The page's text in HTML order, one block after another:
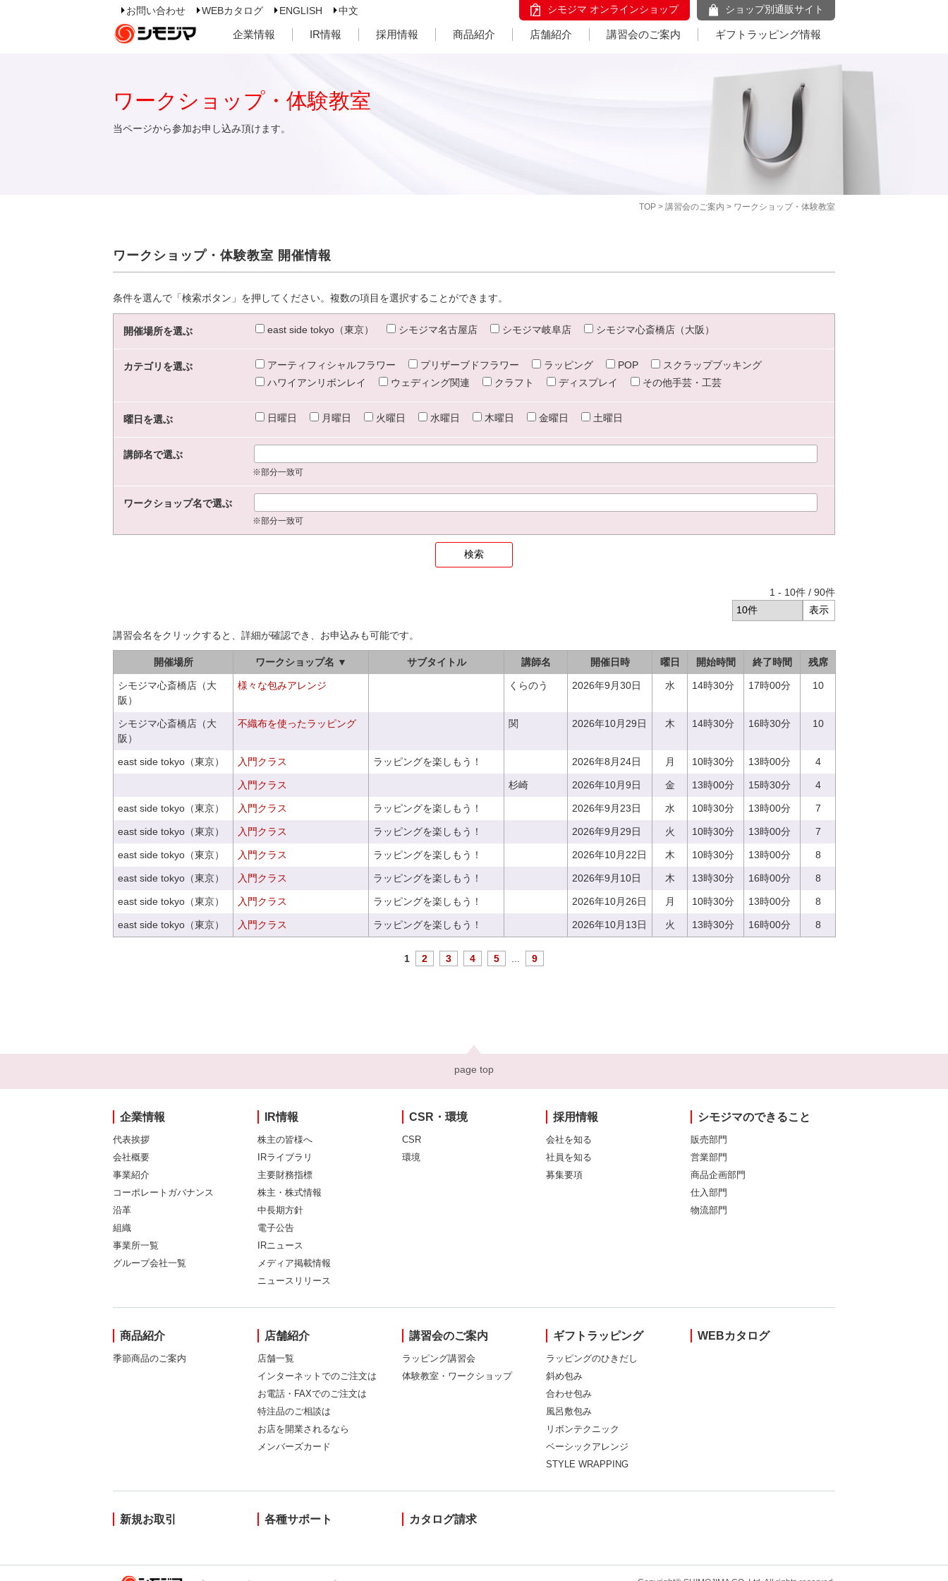
お問い合わせ WEBカタログ ENGLISH 中文 シモジマ オンラインショップ ショップ別通販サイト
企業情報 IR情報 採用情報 商品紹介 店舗紹介 講習会のご案内 ギフトラッピング情報
TOP > 講習会のご案内 > ワークショップ・体験教室
ワークショップ・体験教室
当ページから参加お申し込み頂けます。
ワークショップ・体験教室 開催情報
条件を選んで「検索ボタン」を押してください。複数の項目を選択することができます。
開催場所を選ぶ east side tokyo（東京） シモジマ名古屋店 シモジマ岐阜店 シモジマ心斎橋店（大阪）
カテゴリを選ぶ アーティフィシャルフラワー プリザーブドフラワー ラッピング POP
スクラップブッキング
ハワイアンリボンレイ
ウェディング関連 クラフト ディスプレイ その他手芸・工芸
曜日を選ぶ 日曜日 月曜日 火曜日 水曜日 木曜日 金曜日 土曜日
講師名で選ぶ
※部分一致可
ワークショップ名で選ぶ
※部分一致可
1 - 10件 / 90件
講習会名をクリックすると、詳細が確認でき、お申込みも可能です。
開催場所 ワークショップ名 ▼ サブタイトル 講師名 開催日時 曜日 開始時間 終了時間 残席
シモジマ心斎橋店（大
阪）
様々な包みアレンジ くらのう 2026年9月30日 水 14時30分 17時00分 10
シモジマ心斎橋店（大
阪）
不織布を使ったラッピング 関 2026年10月29日 木 14時30分 16時30分 10
east side tokyo（東京） 入門クラス ラッピングを楽しもう！ 2026年8月24日 月 10時30分 13時00分 4
入門クラス 杉崎 2026年10月9日 金 13時00分 15時30分 4
east side tokyo（東京） 入門クラス ラッピングを楽しもう！ 2026年9月23日 水 10時30分 13時00分 7
east side tokyo（東京） 入門クラス ラッピングを楽しもう！ 2026年9月29日 火 10時30分 13時00分 7
east side tokyo（東京） 入門クラス ラッピングを楽しもう！ 2026年10月22日 木 10時30分 13時00分 8
east side tokyo（東京） 入門クラス ラッピングを楽しもう！ 2026年9月10日 木 13時30分 16時00分 8
east side tokyo（東京） 入門クラス ラッピングを楽しもう！ 2026年10月26日 月 10時30分 13時00分 8
east side tokyo（東京） 入門クラス ラッピングを楽しもう！ 2026年10月13日 火 13時30分 16時00分 8
1 2 3 4 5 9
page top
企業情報
代表挨拶
会社概要
事業紹介
コーポレートガバナンス
沿革
組織
事業所一覧
グループ会社一覧
IR情報
株主の皆様へ
IRライブラリ
主要財務指標
株主・株式情報
中長期方針
電子公告
IRニュース
メディア掲載情報
ニュースリリース
CSR・環境
CSR
環境
採用情報
会社を知る
社員を知る
募集要項
シモジマのできること
販売部門
営業部門
商品企画部門
仕入部門
物流部門
商品紹介
季節商品のご案内
店舗紹介
店舗一覧
インターネットでのご注文は
お電話・FAXでのご注文は
特注品のご相談は
お店を開業されるなら
メンバーズカード
講習会のご案内
ラッピング講習会
体験教室・ワークショップ
ギフトラッピング
ラッピングのひきだし
斜め包み
合わせ包み
風呂敷包み
リボンテクニック
ベーシックアレンジ
STYLE WRAPPING
WEBカタログ
新規お取引 各種サポート カタログ請求